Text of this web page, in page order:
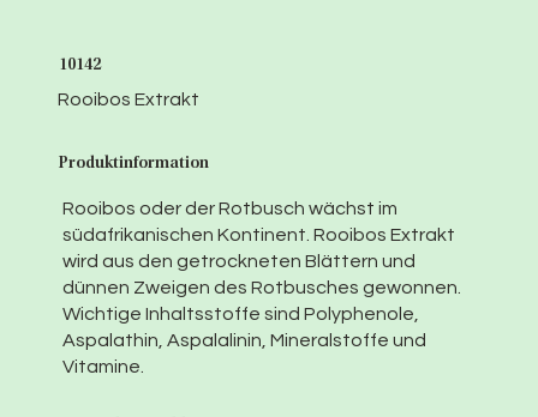
10142
Rooibos Extrakt
Produktinformation
Rooibos oder der Rotbusch wächst im
südafrikanischen Kontinent. Rooibos Extrakt
wird aus den getrockneten Blättern und
dünnen Zweigen des Rotbusches gewonnen.
Wichtige Inhaltsstoffe sind Polyphenole,
Aspalathin, Aspalalinin, Mineralstoffe und
Vitamine.